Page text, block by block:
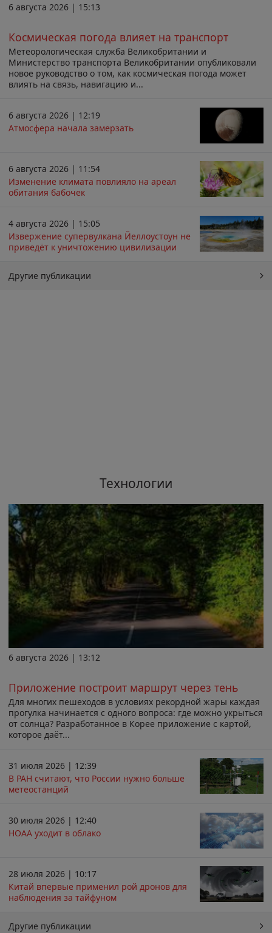
6 августа 2026 | 15:13
Космическая погода влияет на транспорт
Метеорологическая служба Великобритании и
Министерство транспорта Великобритании опубликовали
новое руководство о том, как космическая погода может
влиять на связь, навигацию и...
6 августа 2026 | 12:19
Атмосфера начала замерзать
6 августа 2026 | 11:54
Изменение климата повлияло на ареал
обитания бабочек
4 августа 2026 | 15:05
Извержение супервулкана Йеллоустоун не
приведёт к уничтожению цивилизации
Другие публикации
Технологии
6 августа 2026 | 13:12
Приложение построит маршрут через тень
Для многих пешеходов в условиях рекордной жары каждая
прогулка начинается с одного вопроса: где можно укрыться
от солнца? Разработанное в Корее приложение с картой,
которое даёт...
31 июля 2026 | 12:39
В РАН считают, что России нужно больше
метеостанций
30 июля 2026 | 12:40
НОАА уходит в облако
28 июля 2026 | 10:17
Китай впервые применил рой дронов для
наблюдения за тайфуном
Другие публикации